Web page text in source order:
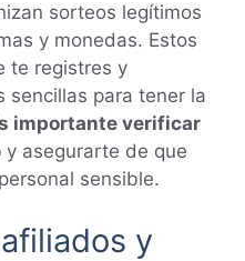
sorteos legítimos
y monedas. Estos
te registres y
sencillas para tener la
importante verificar
y asegurarte de que
sensible.
y